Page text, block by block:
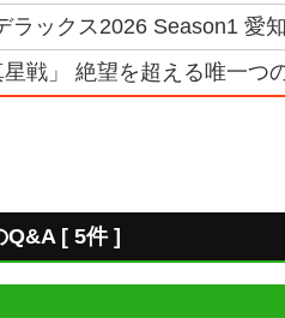
ラックス2026 Season1 愛
星戦」 絶望を超える唯一つ
Q&A [ 5件 ]